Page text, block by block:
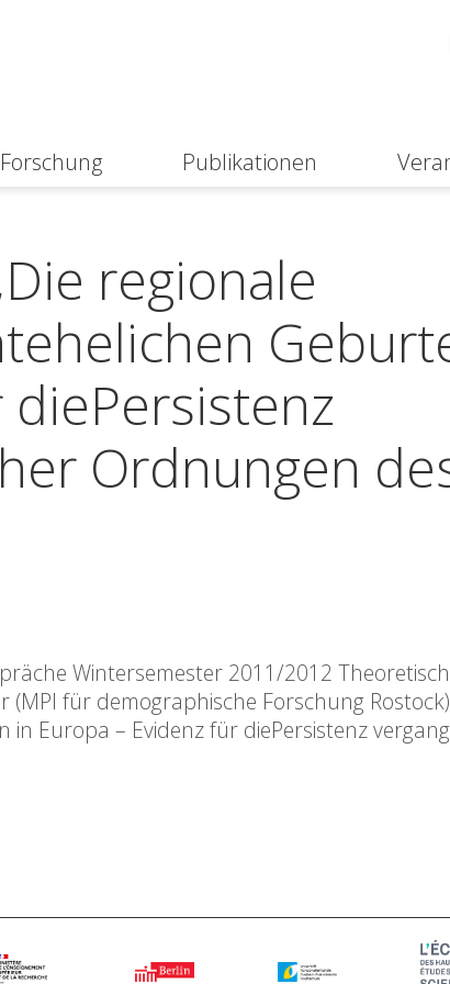
Forschung Publikationen
regionale
diePersistenz
Ordnungen
Wintersemester 2011/2012
für demographische Forschung
Europa – Evidenz für diePersistenz